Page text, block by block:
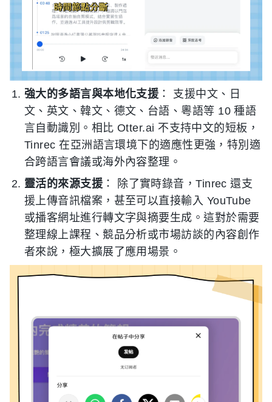
強大的多語言與本地化支援 ： 支援中文、日
文、英文、韓文、德文、台語、粵語等 10 種語
言自動識別。相比 Otter.ai 不支持中文的短板，
Tinrec 在亞洲語言環境下的適應性更強，特別適
合跨語言會議或海外內容整理。
靈活的來源支援 ： 除了實時錄音，Tinrec 還支
援上傳音訊檔案，甚至可以直接輸入 YouTube
或播客網址進行轉文字與摘要生成。這對於需要
整理線上課程、競品分析或市場訪談的內容創作
者來說，極大擴展了應用場景。